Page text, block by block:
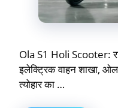
Ola S1 Holi Scooter:
इलेक्ट्रिक वाहन शाखा,
त्योहार का …